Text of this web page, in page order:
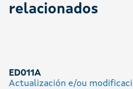
relacionados
ED011A
Actualización e/ou